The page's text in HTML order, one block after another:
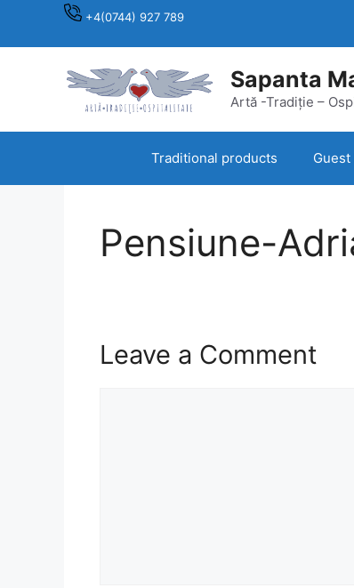
+4(0744) 927 789
Sapanta
Artă -Tradiție –
Traditional products
Pensiune-
Leave a Comment